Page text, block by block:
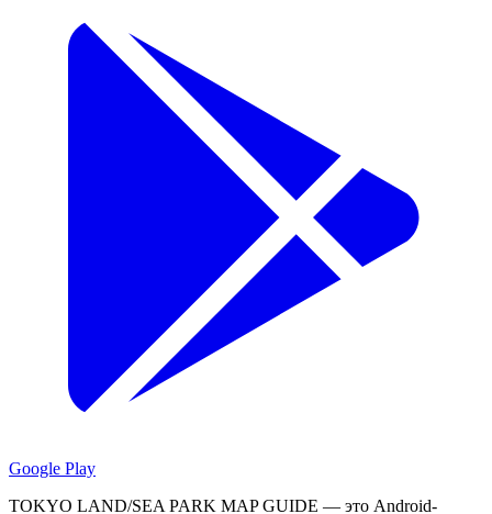
Google Play
TOKYO LAND/SEA PARK MAP GUIDE — это Android-